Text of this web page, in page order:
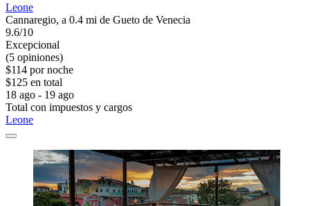
Leone
Cannaregio, a 0.4 mi de Gueto de Venecia
9.6/10
Excepcional
(5 opiniones)
$114 por noche
$125 en total
18 ago - 19 ago
Total con impuestos y cargos
Leone